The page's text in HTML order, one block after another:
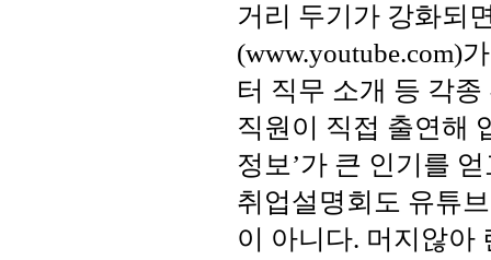
거리 두기가 강화되
(www.youtube.com)
터 직무 소개 등 각
직원이 직접 출연해
정보’가 큰 인기를
취업설명회도 유튜
이 아니다. 머지않아